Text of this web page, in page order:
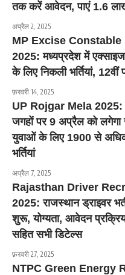
तक करें आवेदन, पाएं 1.6
अप्रैल 2, 2025
MP Excise
2025: मध्यप्रदेश में
के लिए निकली भर्तियां,
फ़रवरी 14, 2025
UP Rojgar Mela 2025:
जगहों पर 9 अप्रैल को लगेगा
युवाओं के लिए 1900 से अधिक
भर्तियां
अप्रैल 7, 2025
Rajasthan Driver
2025: राजस्थान ड्राइवर
शुरू, योग्यता, आवेदन
सहित सभी डिटेल्स
फ़रवरी 27, 2025
NTPC Green Energy